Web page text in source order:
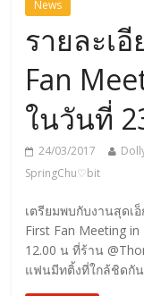
News
รายละเ
Fan
ในวันที่
24/03/2017
SpringChu♡bit
เตรียมพบกับงานสุดเ
First Fan Meeting
12.00 น ที่ร้าน
แฟนมีทติ้งที่ใกล้ชิดกั